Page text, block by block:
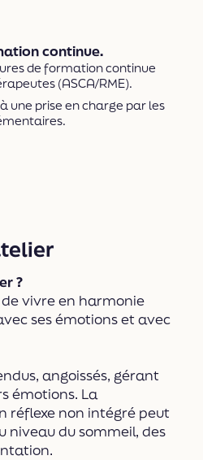
continue.
de formation continue
(ASCA/RME).
une prise en charge par les
?
vivre en harmonie
ses émotions et avec
angoissés, gérant
émotions. La
réflexe non intégré peut
niveau du sommeil, des